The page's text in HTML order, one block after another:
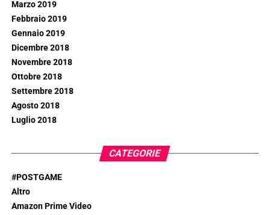
Marzo 2019
Febbraio 2019
Gennaio 2019
Dicembre 2018
Novembre 2018
Ottobre 2018
Settembre 2018
Agosto 2018
Luglio 2018
CATEGORIE
#POSTGAME
Altro
Amazon Prime Video